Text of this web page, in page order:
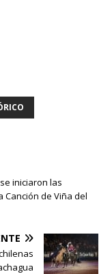
iniciaron las
Canción de Viña del